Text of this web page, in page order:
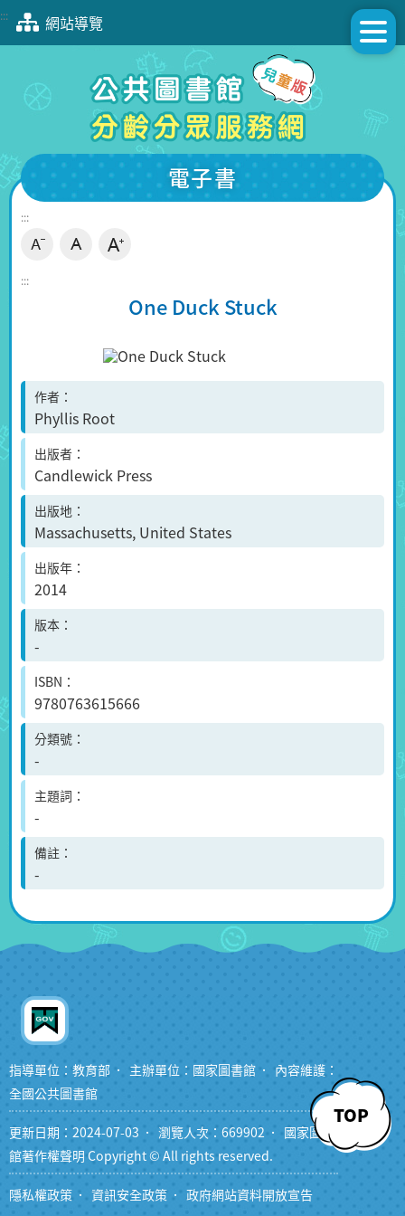
跳
塊
::: 網站導覽
電子書
:::
:::
One Duck Stuck
作者
Phyllis Root
出版者
Candlewick Press
出版地
Massachusetts, United States
出版年
2014
版本
-
ISBN
9780763615666
分類號
-
主題詞
-
備註
-
TOP
指導單位：教育部 主辦單位：國家圖書館
內容維護：
全國公共圖書館
更新日期：2024-07-03 瀏覽人次：669902
國家圖書
館著作權聲明 Copyright © All rights reserved.
隱私權政策 資訊安全政策 政府網站資料開放宣告